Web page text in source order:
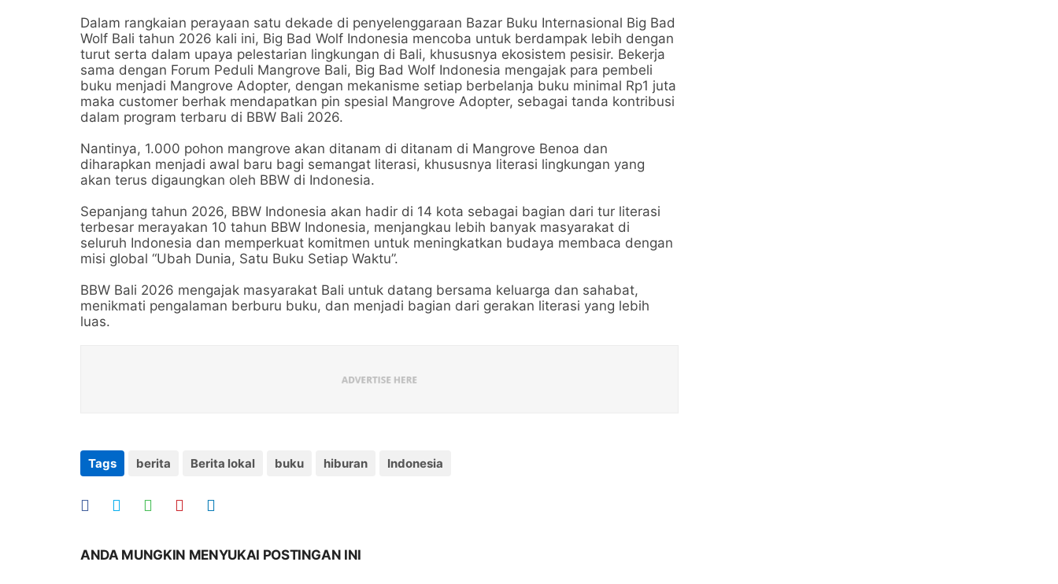
Dalam rangkaian perayaan satu dekade di penyelenggaraan Bazar Buku Internasional Big Bad
Wolf Bali tahun 2026 kali ini, Big Bad Wolf Indonesia mencoba untuk berdampak lebih dengan
turut serta dalam upaya pelestarian lingkungan di Bali, khususnya ekosistem pesisir. Bekerja
sama dengan Forum Peduli Mangrove Bali, Big Bad Wolf Indonesia mengajak para pembeli
buku menjadi Mangrove Adopter, dengan mekanisme setiap berbelanja buku minimal Rp1 juta
maka customer berhak mendapatkan pin spesial Mangrove Adopter, sebagai tanda kontribusi
dalam program terbaru di BBW Bali 2026.
Nantinya, 1.000 pohon mangrove akan ditanam di ditanam di Mangrove Benoa dan
diharapkan menjadi awal baru bagi semangat literasi, khususnya literasi lingkungan yang
akan terus digaungkan oleh BBW di Indonesia.
Sepanjang tahun 2026, BBW Indonesia akan hadir di 14 kota sebagai bagian dari tur literasi
terbesar merayakan 10 tahun BBW Indonesia, menjangkau lebih banyak masyarakat di
seluruh Indonesia dan memperkuat komitmen untuk meningkatkan budaya membaca dengan
misi global “Ubah Dunia, Satu Buku Setiap Waktu”.
BBW Bali 2026 mengajak masyarakat Bali untuk datang bersama keluarga dan sahabat,
menikmati pengalaman berburu buku, dan menjadi bagian dari gerakan literasi yang lebih
luas.
Tags berita Berita lokal buku hiburan Indonesia
ANDA MUNGKIN MENYUKAI POSTINGAN INI